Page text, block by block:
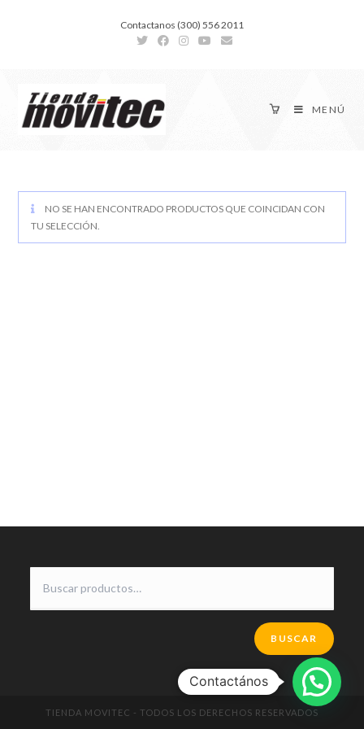
Contactanos (300) 556 2011
MENÚ
NO SE HAN ENCONTRADO PRODUCTOS QUE COINCIDAN CON
TU SELECCIÓN.
BUSCAR
TIENDA MOVITEC - TODOS LOS DERECHOS RESERVADOS
Contactános